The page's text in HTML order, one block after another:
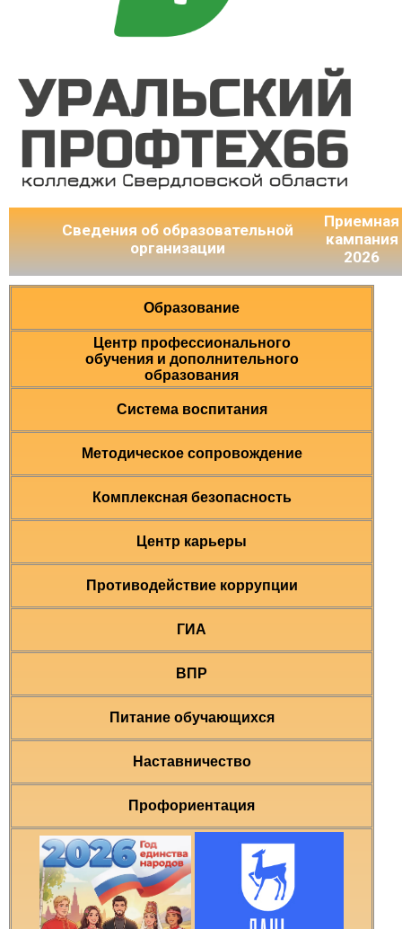
Сведения об образовательной
организации
Приемная
кампания
2026
Образование
Центр профессионального
обучения и дополнительного
образования
Система воспитания
Методическое сопровождение
Комплексная безопасность
Центр карьеры
Противодействие коррупции
ГИА
ВПР
Питание обучающихся
Наставничество
Профориентация